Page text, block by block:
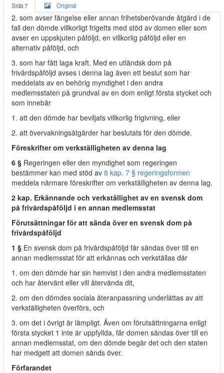
Sida 7 Original
2. som avser fängelse eller annan frihetsberövande åtgärd i de
fall den dömde villkorligt frigetts med stöd av domen eller som
avser en uppskjuten påföljd, en villkorlig påföljd eller en
alternativ påföljd, och
3. som har fått laga kraft. Med en utländsk dom på
frivårdspåföljd avses i denna lag även ett beslut som har
meddelats av en behörig myndighet i den andra
medlemsstaten på grundval av en dom enligt första stycket och
som innebär
1. att den dömde har beviljats villkorlig frigivning, eller
2. att övervakningsåtgärder har beslutats för den dömde.
Föreskrifter om verkställigheten av denna lag
6 § Regeringen eller den myndighet som regeringen
bestämmer kan med stöd av 8 kap. 7 § regeringsformen
meddela närmare föreskrifter om verkställigheten av denna lag.
2 kap. Erkännande och verkställighet av en svensk dom
på frivårdspåföljd i en annan medlemsstat
Förutsättningar för att sända över en svensk dom på
frivårdspåföljd
1 § En svensk dom på frivårdspåföljd får sändas över till en
annan medlemsstat för att erkännas och verkställas där
1. om den dömde har sin hemvist i den andra medlemsstaten
och har återvänt eller vill återvända dit,
2. om den dömdes sociala återanpassning underlättas av att
verkställigheten överförs, och
3. om det i övrigt är lämpligt. Även om förutsättningarna enligt
första stycket 1 inte är uppfyllda, får domen sändas över till en
annan medlemsstat, om den dömde begär det och den staten
har medgett att domen sänds över.
Förfarandet